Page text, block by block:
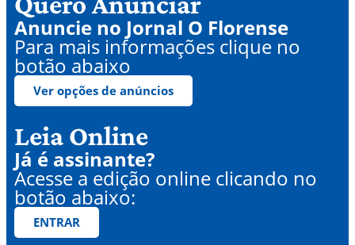
Anuncie no Jornal O Florense
Para mais informações clique no
botão abaixo
Ver opções de anúncios
Leia Online
Já é assinante?
Acesse a edição online clicando no
botão abaixo:
ENTRAR